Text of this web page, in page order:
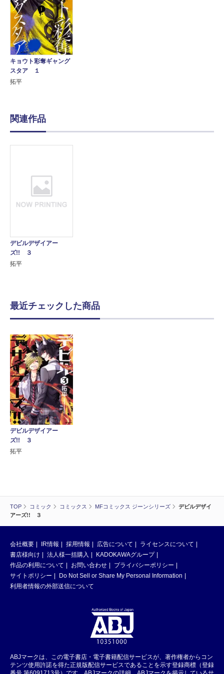
TOP コミック コミックス MFコミックス ジーンシリーズ
デビルデザイ
アーズ!! ３
キョウト彩奪ギャング
スタア １
拓平
関連作品
デビルデザイアー
ズ!! ３
拓平
最近チェックした商品
デビルデザイアー
ズ!! ３
拓平
会社概要 IR情報 採用情報 広告について
ライセンスについて
書店様向け
法人様一括購入
KADOKAWAグループ
作品の利用について
お問い合わせ
プライバシーポリシー
サイトポリシー
Do Not Sell or Share My Personal Information
利用者情報の外部送信について
ABJマークは、この電子書店・電子書籍配信サービスが、著作権者からコン
テンツ使用許諾を得た正規版配信サービスであることを示す登録商標（登録